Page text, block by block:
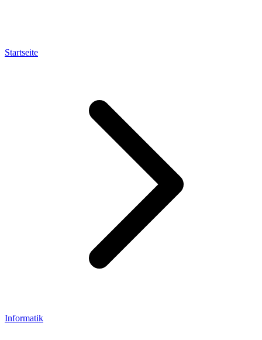
Startseite
Informatik